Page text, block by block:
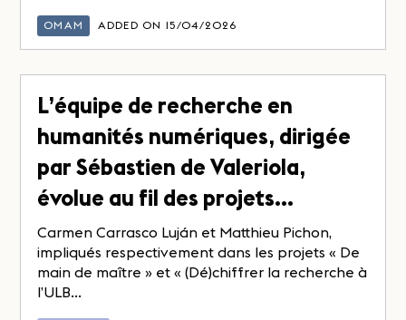
OMAM ADDED ON 15/04/2026
L’équipe de recherche en
humanités numériques, dirigée
par Sébastien de Valeriola,
évolue au fil des projets…
Carmen Carrasco Luján et Matthieu Pichon,
impliqués respectivement dans les projets « De
main de maître » et « (Dé)chiffrer la recherche à
l’ULB...